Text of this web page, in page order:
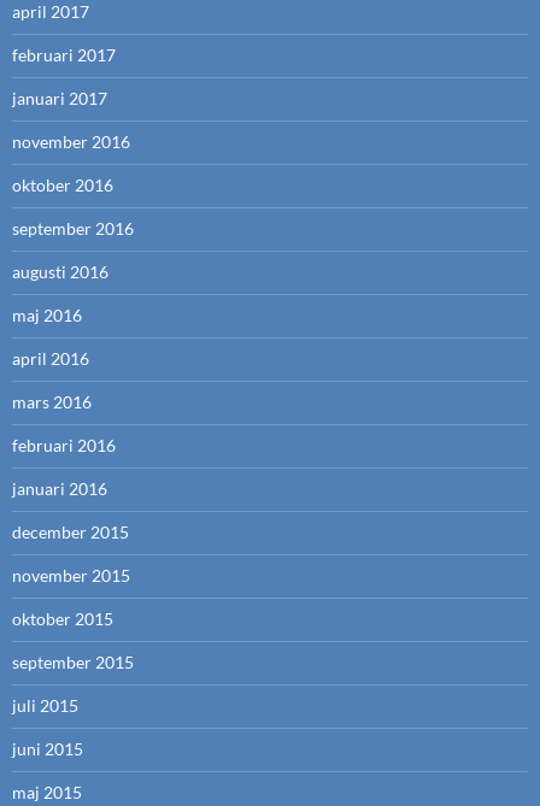
april 2017
februari 2017
januari 2017
november 2016
oktober 2016
september 2016
augusti 2016
maj 2016
april 2016
mars 2016
februari 2016
januari 2016
december 2015
november 2015
oktober 2015
september 2015
juli 2015
juni 2015
maj 2015